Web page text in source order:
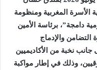
الأسرة المغربية ومنظومة
دامجة”، برئاسة الأمين
التضامن والإدماج
جانب نخبة من الأكاديميين
وذلك في إطار مواكبة